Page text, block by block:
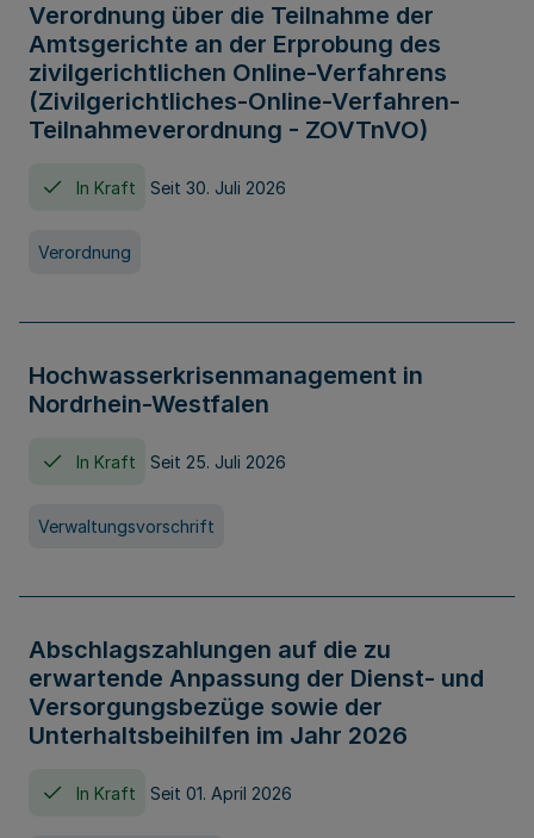
Verordnung über die Teilnahme der
Amtsgerichte an der Erprobung des
zivilgerichtlichen Online-Verfahrens
(Zivilgerichtliches-Online-Verfahren-
Teilnahmeverordnung - ZOVTnVO)
In Kraft Seit 30. Juli 2026
Verordnung
Hochwasserkrisenmanagement in
Nordrhein-Westfalen
In Kraft Seit 25. Juli 2026
Verwaltungsvorschrift
Abschlagszahlungen auf die zu
erwartende Anpassung der Dienst- und
Versorgungsbezüge sowie der
Unterhaltsbeihilfen im Jahr 2026
In Kraft Seit 01. April 2026